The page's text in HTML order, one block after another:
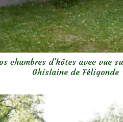
chambres d’hôtes avec vue
Ghislaine de Féligonde